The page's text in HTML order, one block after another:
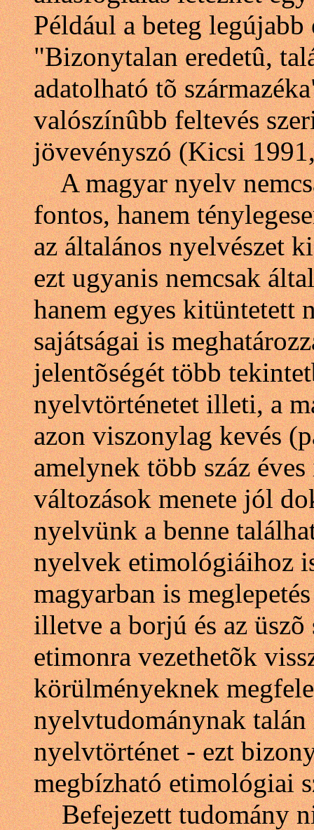
Például a beteg
"Bizonytalan eredetû,
adatolható tõ
valószínûbb feltevés
jövevényszó (Kicsi
A magyar nyelv
fontos, hanem
az általános nyelvészet
ezt ugyanis nemcsak
hanem egyes kitüntetett
sajátságai is
jelentõségét több
nyelvtörténetet illeti, a
azon viszonylag kevés
amelynek több száz
változások menete jól
nyelvünk a benne
nyelvek etimológiáihoz
magyarban is
illetve a borjú és az
etimonra vezethetõk
körülményeknek
nyelvtudománynak
nyelvtörténet - ezt
megbízható etimológiai
Befejezett tudomány